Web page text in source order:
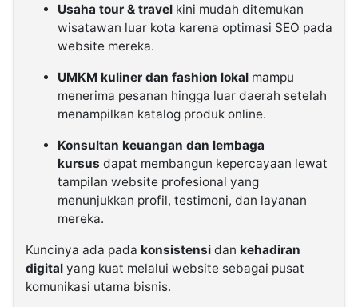
Usaha tour & travel kini mudah ditemukan
wisatawan luar kota karena optimasi SEO pada
website mereka.
UMKM kuliner dan fashion lokal mampu
menerima pesanan hingga luar daerah setelah
menampilkan katalog produk online.
Konsultan keuangan dan lembaga
kursus dapat membangun kepercayaan lewat
tampilan website profesional yang
menunjukkan profil, testimoni, dan layanan
mereka.
Kuncinya ada pada konsistensi dan kehadiran
digital yang kuat melalui website sebagai pusat
komunikasi utama bisnis.